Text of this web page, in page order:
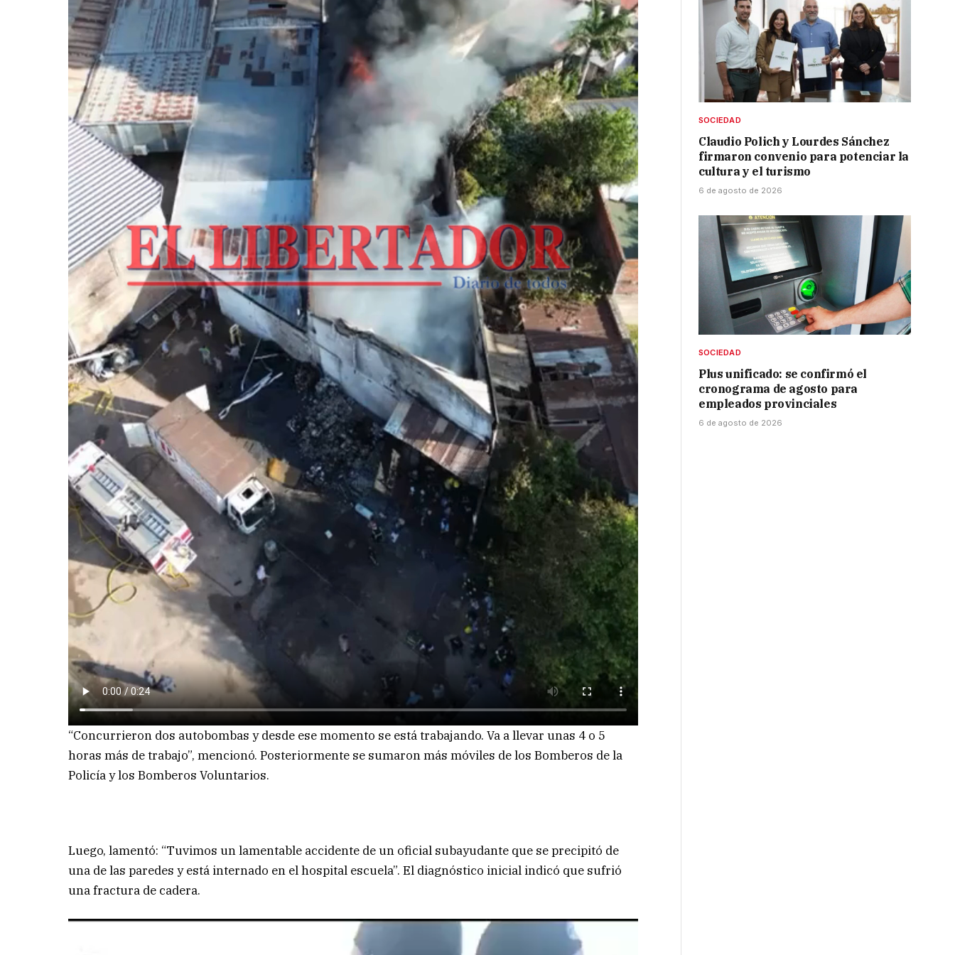
“Concurrieron dos autobombas y desde ese momento se está trabajando. Va a llevar unas 4 o 5
horas más de trabajo”, mencionó. Posteriormente se sumaron más móviles de los Bomberos de la
Policía y los Bomberos Voluntarios.
Luego, lamentó: “Tuvimos un lamentable accidente de un oficial subayudante que se precipitó de
una de las paredes y está internado en el hospital escuela”. El diagnóstico inicial indicó que sufrió
una fractura de cadera.
SOCIEDAD
Claudio Polich y Lourdes Sánchez
firmaron convenio para potenciar la
cultura y el turismo
6 de agosto de 2026
SOCIEDAD
Plus unificado: se confirmó el
cronograma de agosto para
empleados provinciales
6 de agosto de 2026